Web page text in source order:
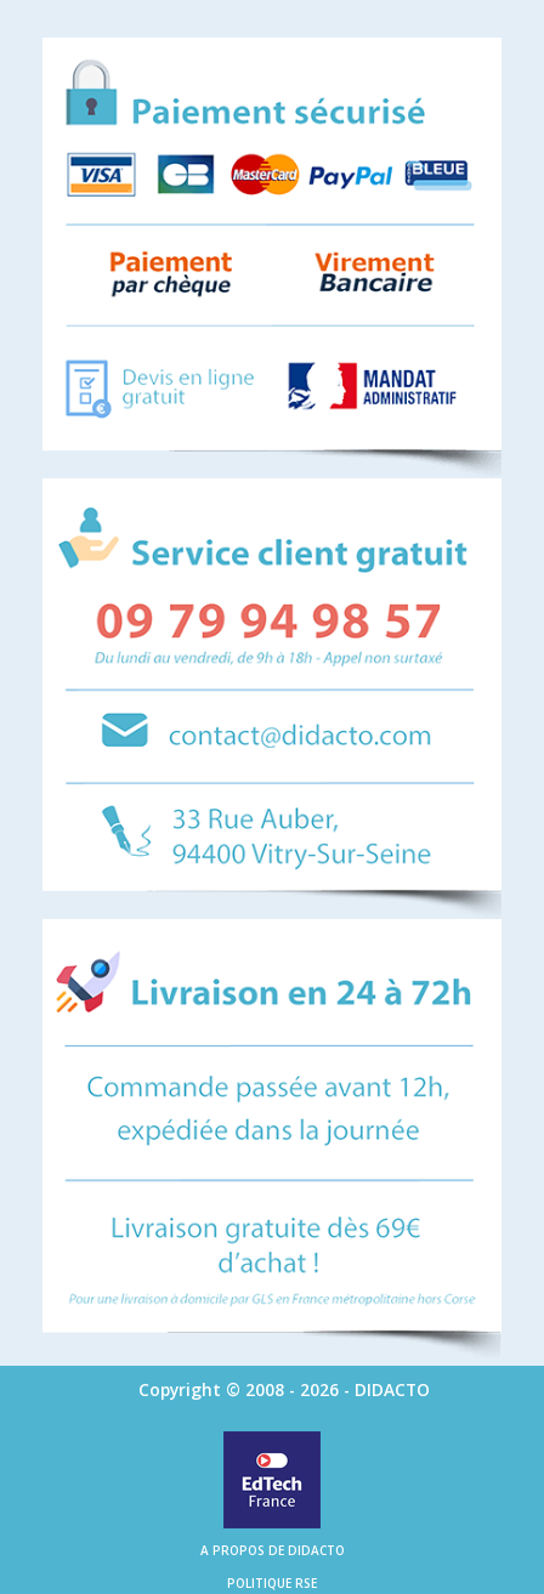
Copyright © 2008 - 2026 - DIDACTO
A PROPOS DE DIDACTO
POLITIQUE RSE